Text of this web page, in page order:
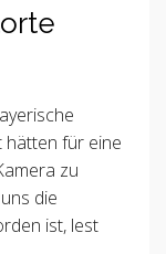
hätten für eine
zu
die
ist, lest